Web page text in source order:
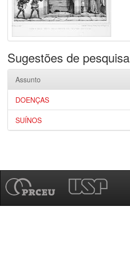
Sugestões de pesquisa
Assunto
DOENÇAS
SUÍNOS